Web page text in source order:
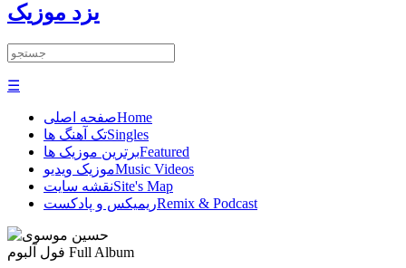
یزد موزیک
☰
صفحه اصلیHome
تک آهنگ هاSingles
برترین موزیک هاFeatured
موزیک ویدیوMusic Videos
نقشه سایتSite's Map
ریمیکس و پادکستRemix & Podcast
Full Album